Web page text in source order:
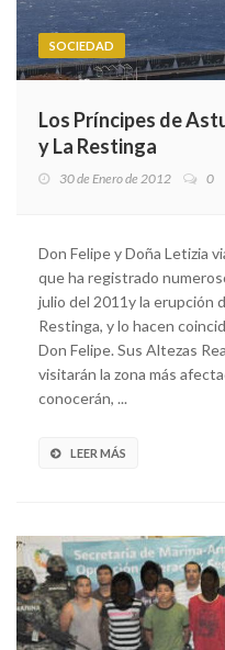
SOCIEDAD
Los Príncipes de
y La Restinga
30 de Enero de 2012 0
Don Felipe y Doña Letizia
que ha registrado
julio del 2011y la erupción
Restinga, y lo hacen
Don Felipe. Sus Altezas
visitarán la zona más
conocerán, ...
LEER MÁS